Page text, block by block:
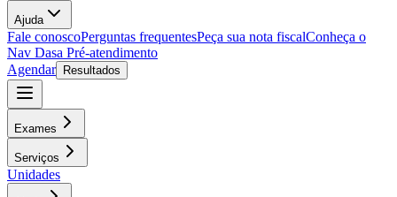
Ajuda
Fale conoscoPerguntas frequentesPeça sua nota fiscalConheça o
Nav Dasa Pré-atendimento
Agendar
Resultados
Exames
Serviços
Unidades